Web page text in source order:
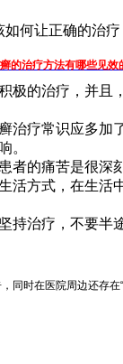
的治疗方法有哪些见效
的治疗，并
疗常识应多
。
的痛苦是很
方式，在生
治疗，不要半
时在医院周边还